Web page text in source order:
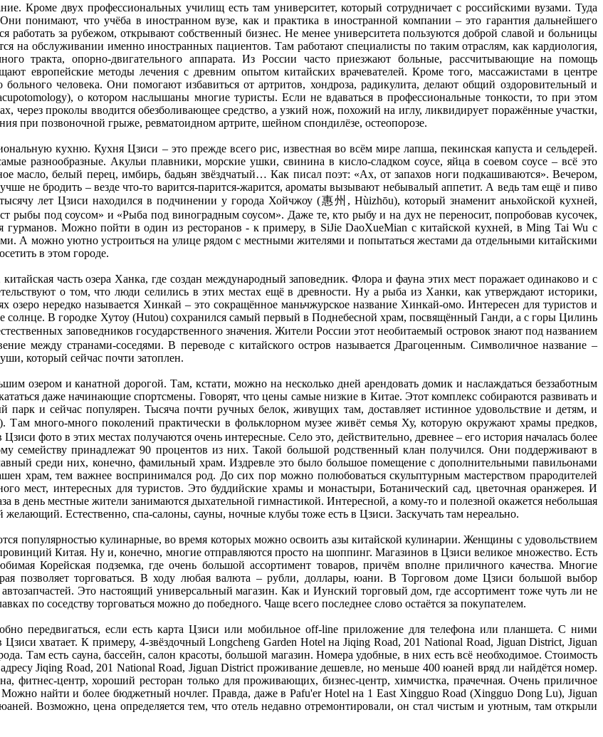
Кроме двух профессиональных училищ есть там университет, который сотрудничает с российскими вузами. Туда
понимают, что учёба в иностранном вузе, как и практика в иностранной компании – это гарантия дальнейшего
работать за рубежом, открывают собственный бизнес. Не менее университета пользуются доброй славой и больницы
на обслуживании именно иностранных пациентов. Там работают специалисты по таким отраслям, как кардиология,
тракта, опорно-двигательного аппарата. Из России часто приезжают больные, рассчитывающие на помощь
европейские методы лечения с древним опытом китайских врачевателей. Кроме того, массажистами в центре
человека. Они помогают избавиться от артритов, хондроза, радикулита, делают общий оздоровительный и
о котором наслышаны многие туристы. Если не вдаваться в профессиональные тонкости, то при этом
через проколы вводится обезболивающее средство, а узкий нож, похожий на иглу, ликвидирует поражённые участки,
при позвоночной грыже, ревматоидном артрите, шейном спондилёзе, остеопорозе.
кухню. Кухня Цзиси – это прежде всего рис, известная во всём мире лапша, пекинская капуста и сельдерей.
разнообразные. Акульи плавники, морские ушки, свинина в кисло-сладком соусе, яйца в соевом соусе – всё это
масло, белый перец, имбирь, бадьян звёздчатый… Как писал поэт: «Ах, от запахов ноги подкашиваются». Вечером,
не бродить – везде что-то варится-парится-жарится, ароматы вызывают небывалый аппетит. А ведь там ещё и пиво
лет Цзиси находился в подчинении у города Хойчжоу (惠州, Hùizhōu), который знаменит аньхойской кухней,
рыбы под соусом» и «Рыба под виноградным соусом». Даже те, кто рыбу и на дух не переносит, попробовав кусочек,
гурманов. Можно пойти в один из ресторанов - к примеру, в SiJie DaoXueMian с китайской кухней, в Ming Tai Wu с
А можно уютно устроиться на улице рядом с местными жителями и попытаться жестами да отдельными китайскими
в этом городе.
часть озера Ханка, где создан международный заповедник. Флора и фауна этих мест поражает одинаково и с
о том, что люди селились в этих местах ещё в древности. Ну а рыба из Ханки, как утверждают историки,
озеро нередко называется Хинкай – это сокращённое маньчжурское название Хинкай-омо. Интересен для туристов и
В городке Хутоу (Hutou) сохранился самый первый в Поднебесной храм, посвящённый Ганди, а с горы Цилинь
заповедников государственного значения. Жители России этот необитаемый островок знают под названием
между странами-соседями. В переводе с китайского остров называется Драгоценным. Символичное название –
который сейчас почти затоплен.
озером и канатной дорогой. Там, кстати, можно на несколько дней арендовать домик и наслаждаться беззаботным
даже начинающие спортсмены. Говорят, что цены самые низкие в Китае. Этот комплекс собираются развивать и
и сейчас популярен. Тысяча почти ручных белок, живущих там, доставляет истинное удовольствие и детям, и
много-много поколений практически в фольклорном музее живёт семья Ху, которую окружают храмы предков,
фото в этих местах получаются очень интересные. Село это, действительно, древнее – его история началась более
семейству принадлежат 90 процентов из них. Такой большой родственный клан получился. Они поддерживают в
среди них, конечно, фамильный храм. Издревле это было большое помещение с дополнительными павильонами
храм, тем важнее воспринимался род. До сих пор можно полюбоваться скульптурным мастерством прародителей
мест, интересных для туристов. Это буддийские храмы и монастыри, Ботанический сад, цветочная оранжерея. И
в день местные жители занимаются дыхательной гимнастикой. Интересной, а кому-то и полезной окажется небольшая
Естественно, спа-салоны, сауны, ночные клубы тоже есть в Цзиси. Заскучать там нереально.
популярностью кулинарные, во время которых можно освоить азы китайской кулинарии. Женщины с удовольствием
Китая. Ну и, конечно, многие отправляются просто на шоппинг. Магазинов в Цзиси великое множество. Есть
Корейская подземка, где очень большой ассортимент товаров, причём вполне приличного качества. Многие
позволяет торговаться. В ходу любая валюта – рубли, доллары, юани. В Торговом доме Цзиси большой выбор
Это настоящий универсальный магазин. Как и Иунский торговый дом, где ассортимент тоже чуть ли не
по соседству торговаться можно до победного. Чаще всего последнее слово остаётся за покупателем.
передвигаться, если есть карта Цзиси или мобильное off-line приложение для телефона или планшета. С ними
хватает. К примеру, 4-звёздочный Longcheng Garden Hotel на Jiqing Road, 201 National Road, Jiguan District, Jiguan
Там есть сауна, бассейн, салон красоты, большой магазин. Номера удобные, в них есть всё необходимое. Стоимость
Jiqing Road, 201 National Road, Jiguan District проживание дешевле, но меньше 400 юаней вряд ли найдётся номер.
фитнес-центр, хороший ресторан только для проживающих, бизнес-центр, химчистка, прачечная. Очень приличное
найти и более бюджетный ночлег. Правда, даже в Pafu'er Hotel на 1 East Xingguo Road (Xingguo Dong Lu), Jiguan
Возможно, цена определяется тем, что отель недавно отремонтировали, он стал чистым и уютным, там открыли